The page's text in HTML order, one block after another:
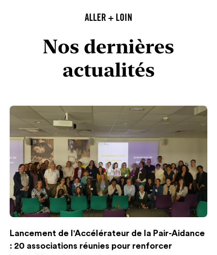
ALLER + LOIN
Nos dernières
actualités
Lancement de l'Accélérateur de la Pair-Aidance
: 20 associations réunies pour renforcer